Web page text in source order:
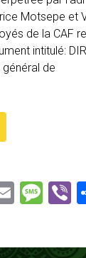
Motsepe et
de la CAF
intitulé:
de
E
M